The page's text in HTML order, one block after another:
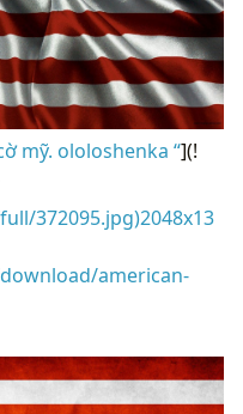
mỹ. ololoshenka “](!
372095.jpg)2048x13
american-